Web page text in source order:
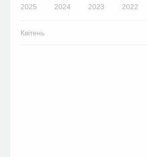
2025 2024 2023 2022
Квітень